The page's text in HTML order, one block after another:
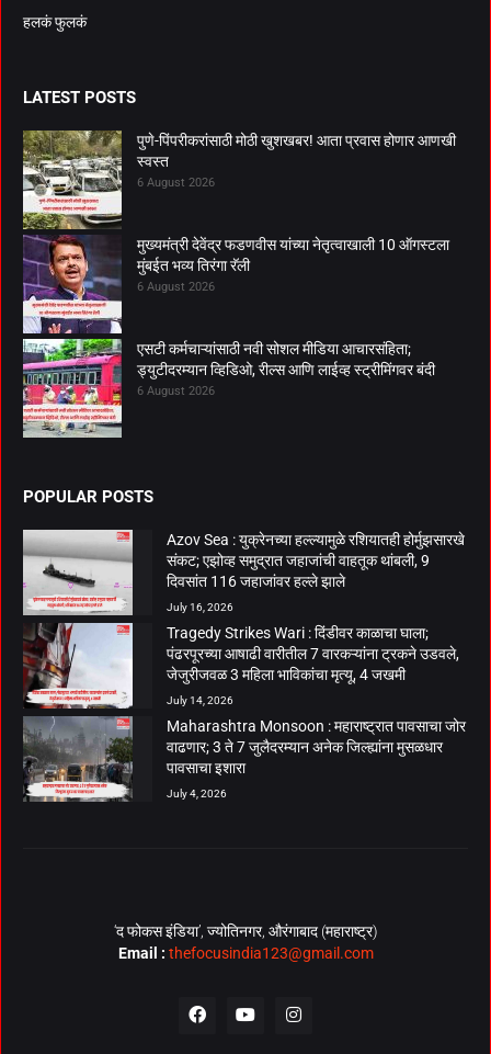
हलकं फुलकं
LATEST POSTS
पुणे-पिंपरीकरांसाठी मोठी खुशखबर! आता प्रवास होणार आणखी
स्वस्त
6 August 2026
मुख्यमंत्री देवेंद्र फडणवीस यांच्या नेतृत्वाखाली 10 ऑगस्टला
मुंबईत भव्य तिरंगा रॅली
6 August 2026
एसटी कर्मचाऱ्यांसाठी नवी सोशल मीडिया आचारसंहिता;
ड्युटीदरम्यान व्हिडिओ, रील्स आणि लाईव्ह स्ट्रीमिंगवर बंदी
6 August 2026
POPULAR POSTS
Azov Sea : युक्रेनच्या हल्ल्यामुळे रशियातही होर्मुझसारखे
संकट; एझोव्ह समुद्रात जहाजांची वाहतूक थांबली, 9
दिवसांत 116 जहाजांवर हल्ले झाले
July 16, 2026
Tragedy Strikes Wari : दिंडीवर काळाचा घाला;
पंढरपूरच्या आषाढी वारीतील 7 वारकऱ्यांना ट्रकने उडवले,
जेजुरीजवळ 3 महिला भाविकांचा मृत्यू, 4 जखमी
July 14, 2026
Maharashtra Monsoon : महाराष्ट्रात पावसाचा जोर
वाढणार; 3 ते 7 जुलैदरम्यान अनेक जिल्ह्यांना मुसळधार
पावसाचा इशारा
July 4, 2026
‘द फोकस इंडिया’, ज्योतिनगर, औरंगाबाद (महाराष्ट्र)
Email : thefocusindia123@gmail.com